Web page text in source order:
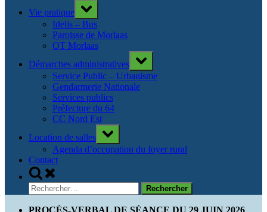
Vie pratique
Toggle
sub-
menu
Idelis – Bus
Paroisse de Morlaas
OT Morlaas
Démarches administratives
Toggle
sub-
menu
Service Public – Urbanisme
Gendarmerie Nationale
Services publics
Préfecture du 64
CC Nord Est
Location de salles
Toggle
sub-
menu
Agenda d’occupation du foyer rural
Contact
Toggle
search
form
Rechercher :
PROCÈS-VERBAL DE SÉANCE DU 29 JUIN 2026